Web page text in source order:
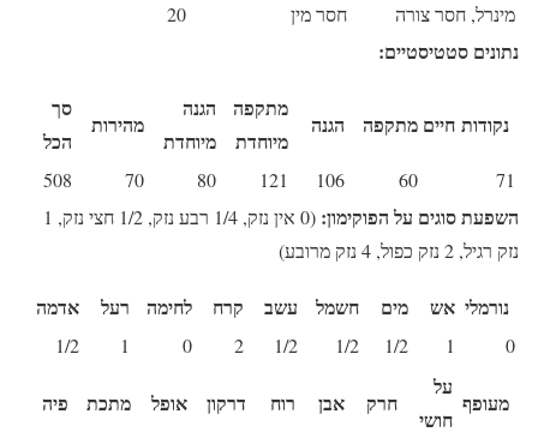
מינרל, חסר צורה חסר מין 20
נתונים סטטיסטיים:
נקודות חיים מתקפה הגנה
מתקפה
מיוחדת
הגנה
מיוחדת
מהירות
סך
הכל
71
60
106
121
80
70
508
השפעת סוגים על הפוקימון:
(0 אין נזק, 1/4 רבע נזק, 1/2 חצי נזק, 1
נזק רגיל, 2 נזק כפול, 4 נזק מרובע)
נורמלי אש מים חשמל עשב קרח לחימה רעל אדמה
0
1
1/2
1/2
1/2
2
0
1
1/2
מעופף
על
חושי
חרק אבן רוח דרקון אופל מתכת פיה